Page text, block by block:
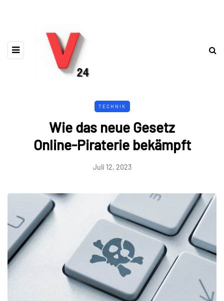
TECHNIK
Wie das neue Gesetz
Online-Piraterie bekämpft
Juli 12, 2023